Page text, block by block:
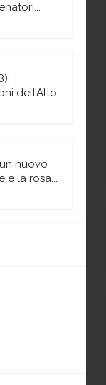
dell’Alto...
nuovo
e la rosa...